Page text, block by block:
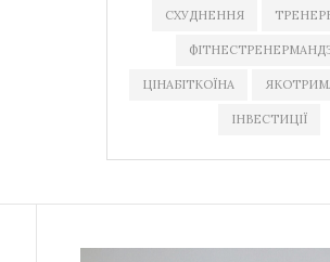
СХУДНЕННЯ
ЦІНАБІТКОЇНА
ІНВЕСТИЦІЇ